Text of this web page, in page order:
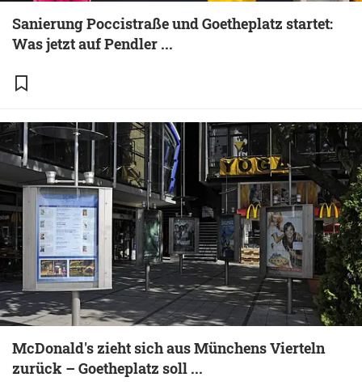
Sanierung Poccistraße und Goetheplatz startet:
Was jetzt auf Pendler ...
McDonald's zieht sich aus Münchens Vierteln
zurück – Goetheplatz soll ...